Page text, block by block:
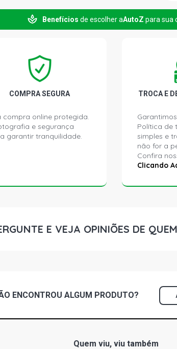
Benefícios de escolher aAutoZ para sua
COMPRA SEGURA
compra online protegida.
e segurança
garantir tranquilidade.
TROCA E
Política de
simples e
não for a
Confira
Clicando
E VEJA OPINIÕES DE
ENCONTROU ALGUM PRODUTO?
Quem viu, viu também